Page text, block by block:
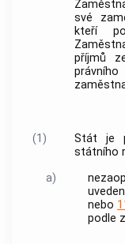
své
kteří
příjmů
(1)
Stát je
státního
a)
nebo
podle